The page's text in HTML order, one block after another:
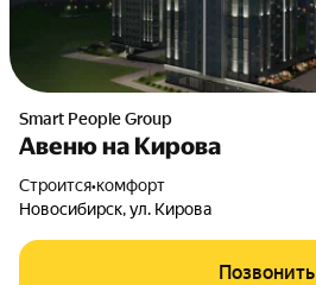
Smart People Group
Авеню на Кирова
Строится•комфорт
Новосибирск, ул. Кирова
Позвонить